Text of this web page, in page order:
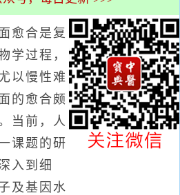
合是复
学过程，
以慢性难
的愈合颇
当前，人
课题的研
入到细
及基因水